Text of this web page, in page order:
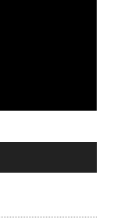
01:04